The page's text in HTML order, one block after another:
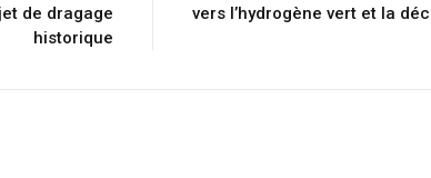
de dragage
historique
vers l’hydrogène vert et la